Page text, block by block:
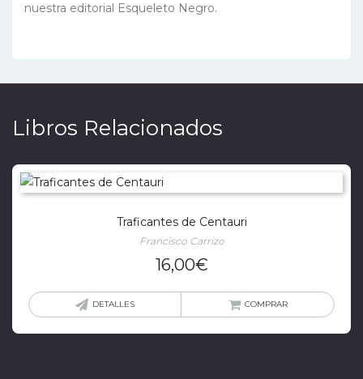
nuestra editorial Esqueleto Negro.
Libros Relacionados
Traficantes de Centauri
Francisco Carrizo
16,00€
DETALLES COMPRAR